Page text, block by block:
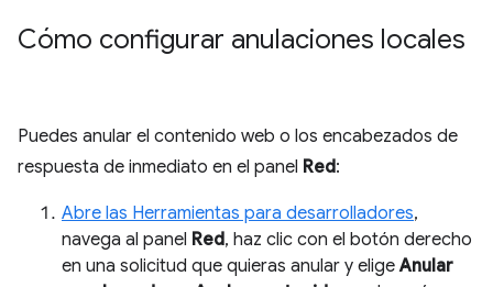
Cómo configurar anulaciones locales
Puedes anular el contenido web o los encabezados de
respuesta de inmediato en el panel Red:
Abre las Herramientas para desarrolladores,
navega al panel Red, haz clic con el botón derecho
en una solicitud que quieras anular y eligeAnular